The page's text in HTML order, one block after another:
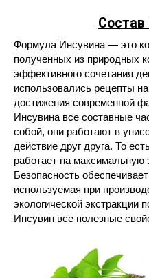
Состав
Формула Инсувина — это
полученных из природных
эффективного сочетания
использовались рецепты
достижения современной
Инсувина все составные
собой, они работают в
действие друг друга. То
работает на максимальную
Безопасность
используемая при
экологической экстракции
Инсувин все полезные